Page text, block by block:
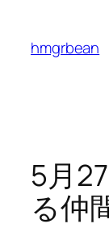
hmgrbean
5月
る仲